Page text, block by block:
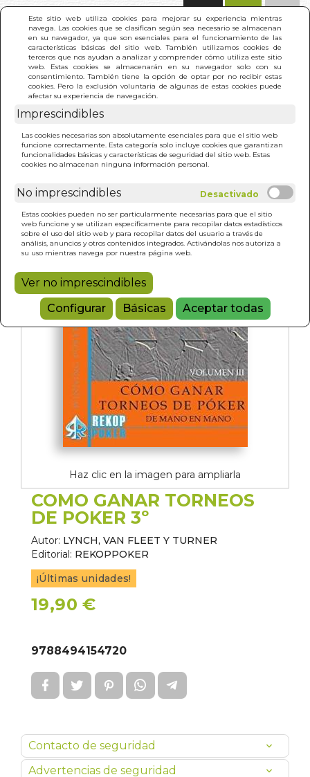
Este sitio web utiliza cookies para mejorar su experiencia mientras
navega. Las cookies que se clasifican según sea necesario se almacenan
en su navegador, ya que son esenciales para el funcionamiento de las
características básicas del sitio web. También utilizamos cookies de
terceros que nos ayudan a analizar y comprender cómo utiliza este sitio
web. Estas cookies se almacenarán en su navegador solo con su
consentimiento. También tiene la opción de optar por no recibir estas
cookies. Pero la exclusión voluntaria de algunas de estas cookies puede
afectar su experiencia de navegación.
Imprescindibles
Las cookies necesarias son absolutamente esenciales para que el sitio web
funcione correctamente. Esta categoría solo incluye cookies que garantizan
funcionalidades básicas y características de seguridad del sitio web. Estas
cookies no almacenan ninguna información personal.
No imprescindibles
Estas cookies pueden no ser particularmente necesarias para que el sitio
web funcione y se utilizan específicamente para recopilar datos estadísticos
sobre el uso del sitio web y para recopilar datos del usuario a través de
análisis, anuncios y otros contenidos integrados. Activándolas nos autoriza a
su uso mientras navega por nuestra página web.
Ver no imprescindibles
Configurar
Básicas Aceptar todas
INICIO >
Haz clic en la imagen para ampliarla
COMO GANAR TORNEOS
DE POKER 3º
Autor: LYNCH, VAN FLEET Y TURNER
Editorial: REKOPPOKER
¡Últimas unidades!
19,90 €
9788494154720
Contacto de seguridad
Advertencias de seguridad